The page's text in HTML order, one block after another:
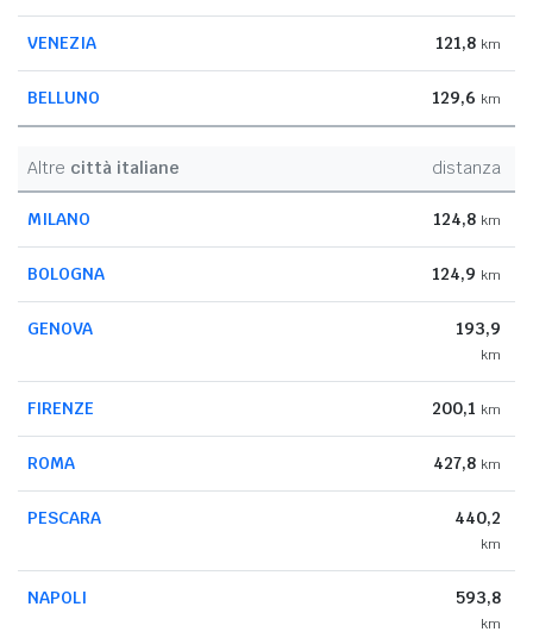
VENEZIA 121,8 km
BELLUNO 129,6 km
Altre città italiane distanza
MILANO 124,8 km
BOLOGNA 124,9 km
GENOVA 193,9
km
FIRENZE 200,1 km
ROMA 427,8 km
PESCARA 440,2
km
NAPOLI 593,8
km